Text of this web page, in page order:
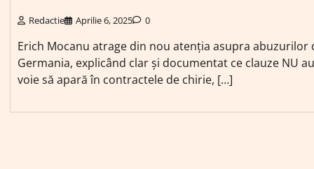
Redactie Aprilie 6, 2025 0
Erich Mocanu atrage din nou atenția asupra abuzurilor
Germania, explicând clar și documentat ce clauze NU au
voie să apară în contractele de chirie, […]